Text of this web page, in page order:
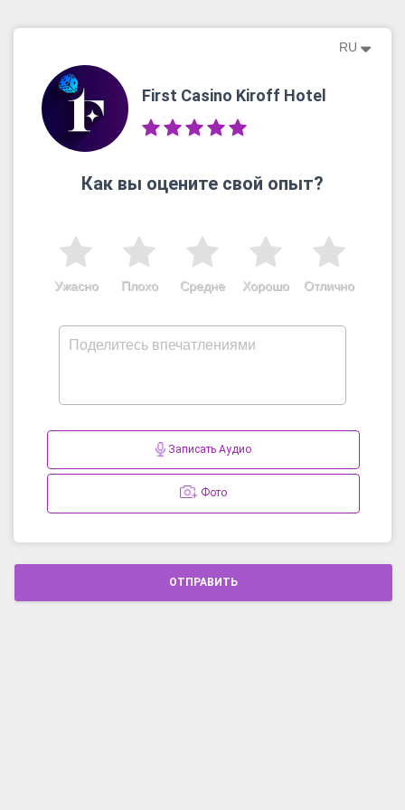
RU
First Casino Kiroff Hotel
Как вы оцените свой опыт?
Отлично
Хорошо
Средне
Плохо
Ужасно
Записать Аудио
Фото
ОТПРАВИТЬ